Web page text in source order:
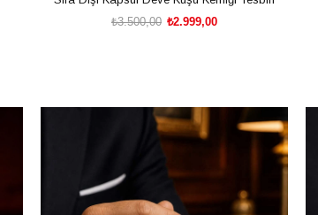
₺2.999,00
₺3.500,00